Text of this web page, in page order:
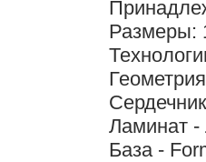
Размеры:
Ламинат -
База -